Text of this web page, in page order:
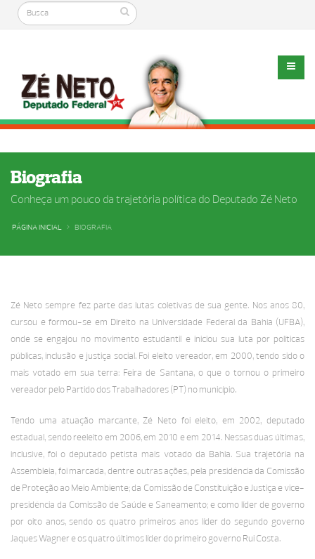
Biografia
Conheça um pouco da trajetória política do Deputado Zé Neto
PÁGINA INICIAL BIOGRAFIA
Zé Neto sempre fez parte das lutas coletivas de sua gente. Nos anos 80,
cursou e formou-se em Direito na Universidade Federal da Bahia (UFBA),
onde se engajou no movimento estudantil e iniciou sua luta por políticas
públicas, inclusão e justiça social. Foi eleito vereador, em 2000, tendo sido o
mais votado em sua terra: Feira de Santana, o que o tornou o primeiro
vereador pelo Partido dos Trabalhadores (PT) no município.
Tendo uma atuação marcante, Zé Neto foi eleito, em 2002, deputado
estadual, sendo reeleito em 2006, em 2010 e em 2014. Nessas duas últimas,
inclusive, foi o deputado petista mais votado da Bahia. Sua trajetória na
Assembleia, foi marcada, dentre outras ações, pela presidência da Comissão
de Proteção ao Meio Ambiente; da Comissão de Constituição e Justiça e vice-
presidência da Comissão de Saúde e Saneamento; e como líder de governo
por oito anos, sendo os quatro primeiros anos líder do segundo governo
Jaques Wagner e os quatro últimos líder do primeiro governo Rui Costa.